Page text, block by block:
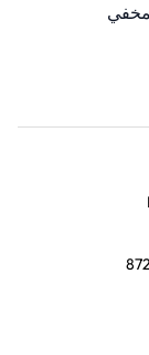
في حركة سلسة
بين أوضاع الكنس
والأثاث،